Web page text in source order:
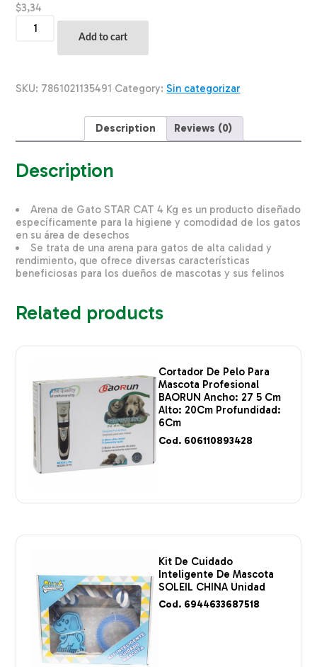
$3,34
Eliminador
7
Add to cart
SKU: 7861021135491 Category:Sin categorizar
Description Reviews (0)
Description
Arena de Gato STAR CAT 4 Kg es un producto diseñado
específicamente para la higiene y comodidad de los gatos
en su área de desechos
Se trata de una arena para gatos de alta calidad y
rendimiento, que ofrece diversas características
beneficiosas para los dueños de mascotas y sus felinos
Related products
Cortador De Pelo Para
Mascota Profesional
BAORUN Ancho: 27 5 Cm
Alto: 20Cm Profundidad:
6Cm
Cod. 606110893428
Kit De Cuidado
Inteligente De Mascota
SOLEIL CHINA Unidad
Cod. 6944633687518